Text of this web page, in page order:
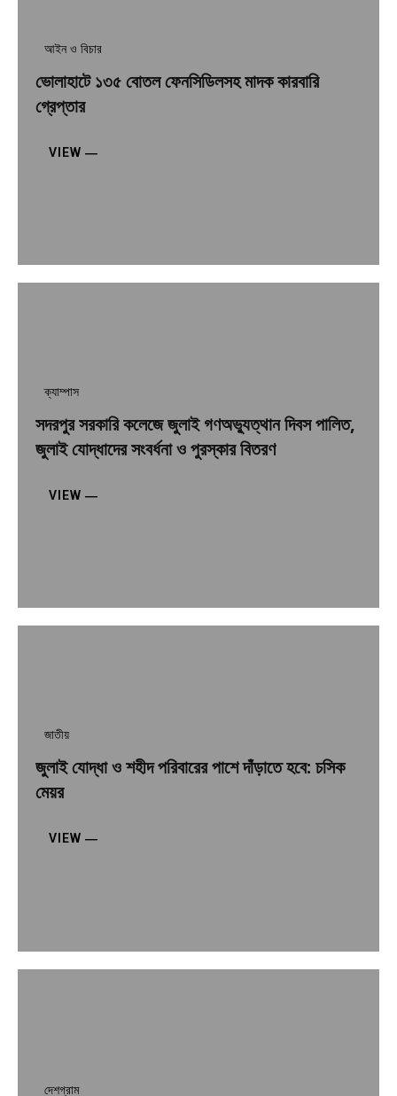
আইন ও বিচার
ভোলাহাটে ১৩৫ বোতল ফেনসিডিলসহ মাদক কারবারি
গ্রেপ্তার
VIEW ―
ক্যাম্পাস
সদরপুর সরকারি কলেজে জুলাই গণঅভ্যুত্থান দিবস পালিত,
জুলাই যোদ্ধাদের সংবর্ধনা ও পুরস্কার বিতরণ
VIEW ―
জাতীয়
জুলাই যোদ্ধা ও শহীদ পরিবারের পাশে দাঁড়াতে হবে: চসিক
মেয়র
VIEW ―
দেশগ্রাম